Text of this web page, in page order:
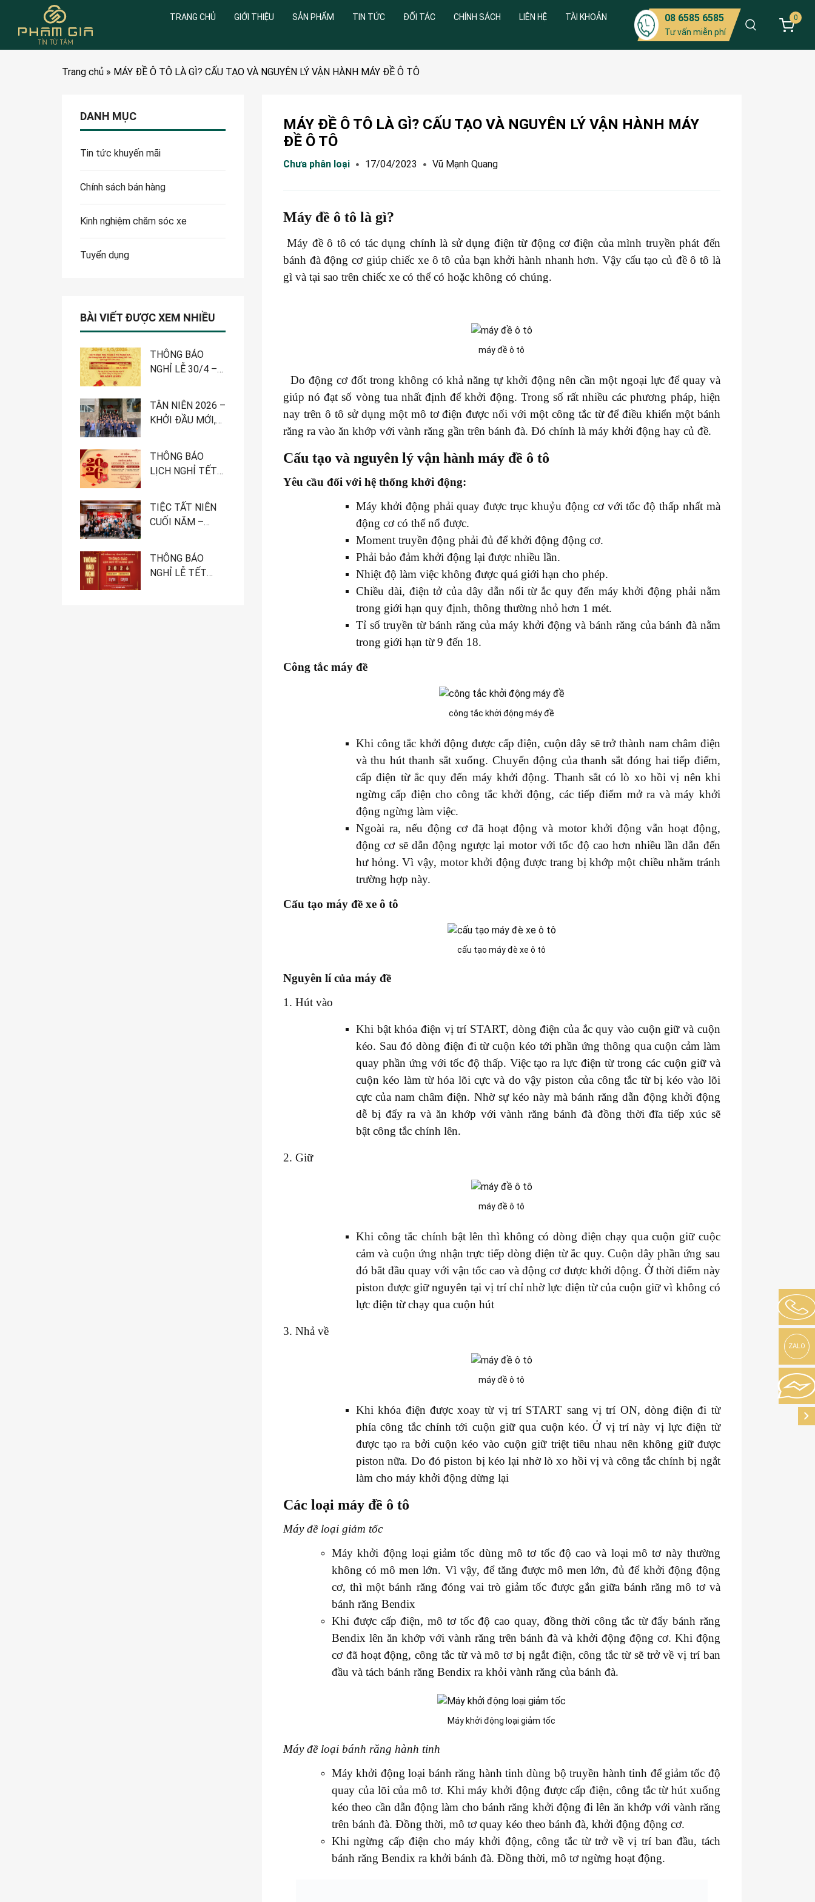
TRANG CHỦ GIỚI THIỆU SẢN PHẨM TIN TỨC ĐỐI TÁC CHÍNH SÁCH LIÊN HỆ TÀI KHOẢN 08 6585 6585
Tư vấn miễn phí
0
Trang chủ » MÁY ĐỀ Ô TÔ LÀ GÌ? CẤU TẠO VÀ NGUYÊN LÝ VẬN HÀNH MÁY ĐỀ Ô TÔ
DANH MỤC
Tin tức khuyến mãi
Chính sách bán hàng
Kinh nghiệm chăm sóc xe
Tuyển dụng
BÀI VIẾT ĐƯỢC XEM NHIỀU
THÔNG BÁO
NGHỈ LỄ 30/4 –
TÂN NIÊN 2026 –
KHỞI ĐẦU MỚI,
THÔNG BÁO
LỊCH NGHỈ TẾT
2026 – HỆ
THỐNG PHỤ
TÙNG Ô TÔ
TIỆC TẤT NIÊN
CUỐI NĂM –
NHÌN LẠI MỘT
NĂM PHÁT
TRIỂN
THÔNG BÁO
NGHỈ LỄ TẾT
MÁY ĐỀ Ô TÔ LÀ GÌ? CẤU TẠO VÀ NGUYÊN LÝ VẬN HÀNH MÁY
ĐỀ Ô TÔ
Chưa phân loại 17/04/2023 Vũ Mạnh Quang
Máy đề ô tô là gì?
Máy đề ô tô có tác dụng chính là sử dụng điện từ động cơ điện của mình truyền phát đến
bánh đà động cơ giúp chiếc xe ô tô của bạn khởi hành nhanh hơn. Vậy cấu tạo củ đề ô tô là
gì và tại sao trên chiếc xe có thể có hoặc không có chúng.
máy đề ô tô
Do động cơ đốt trong không có khả năng tự khởi động nên cần một ngoại lực để quay và
giúp nó đạt số vòng tua nhất định để khởi động. Trong số rất nhiều các phương pháp, hiện
nay trên ô tô sử dụng một mô tơ điện được nối với một công tắc từ để điều khiển một bánh
răng ra vào ăn khớp với vành răng gần trên bánh đà. Đó chính là máy khởi động hay củ đề.
Cấu tạo và nguyên lý vận hành máy đề ô tô
Yêu cầu đối với hệ thống khởi động:
Máy khởi động phải quay được trục khuỷu động cơ với tốc độ thấp nhất mà
động cơ có thể nổ được.
Moment truyền động phải đủ để khởi động động cơ.
Phải bảo đảm khởi động lại được nhiều lần.
Nhiệt độ làm việc không được quá giới hạn cho phép.
Chiều dài, điện tở của dây dẫn nối từ ắc quy đến máy khởi động phải nằm
trong giới hạn quy định, thông thường nhỏ hơn 1 mét.
Tỉ số truyền từ bánh răng của máy khởi động và bánh răng của bánh đà nằm
trong giới hạn từ 9 đến 18.
Công tắc máy đề
công tắc khởi động máy đề
Khi công tắc khởi động được cấp điện, cuộn dây sẽ trở thành nam châm điện
và thu hút thanh sắt xuống. Chuyển động của thanh sắt đóng hai tiếp điểm,
cấp điện từ ắc quy đến máy khởi động. Thanh sắt có lò xo hồi vị nên khi
ngừng cấp điện cho công tắc khởi động, các tiếp điểm mở ra và máy khởi
động ngừng làm việc.
Ngoài ra, nếu động cơ đã hoạt động và motor khởi động vẫn hoạt động,
động cơ sẽ dẫn động ngược lại motor với tốc độ cao hơn nhiều lần dẫn đến
hư hỏng. Vì vậy, motor khởi động được trang bị khớp một chiều nhằm tránh
trường hợp này.
Cấu tạo máy đề xe ô tô
cấu tạo máy đè xe ô tô
Nguyên lí của máy đề
1. Hút vào
Khi bật khóa điện vị trí START, dòng điện của ắc quy vào cuộn giữ và cuộn
kéo. Sau đó dòng điện đi từ cuộn kéo tới phần ứng thông qua cuộn cảm làm
quay phần ứng với tốc độ thấp. Việc tạo ra lực điện từ trong các cuộn giữ và
cuộn kéo làm từ hóa lõi cực và do vậy piston của công tắc từ bị kéo vào lõi
cực của nam châm điện. Nhờ sự kéo này mà bánh răng dẫn động khởi động
dễ bị đẩy ra và ăn khớp với vành răng bánh đà đồng thời đĩa tiếp xúc sẽ
bật công tắc chính lên.
2. Giữ
máy đề ô tô
Khi công tắc chính bật lên thì không có dòng điện chạy qua cuộn giữ cuộc
cảm và cuộn ứng nhận trực tiếp dòng điện từ ắc quy. Cuộn dây phần ứng sau
đó bắt đầu quay với vận tốc cao và động cơ được khởi động. Ở thời điểm này
piston được giữ nguyên tại vị trí chỉ nhờ lực điện từ của cuộn giữ vì không có
lực điện từ chạy qua cuộn hút
3. Nhả về
máy đề ô tô
Khi khóa điện được xoay từ vị trí START sang vị trí ON, dòng điện đi từ
phía công tắc chính tới cuộn giữ qua cuộn kéo. Ở vị trí này vị lực điện từ
được tạo ra bởi cuộn kéo vào cuộn giữ triệt tiêu nhau nên không giữ được
piston nữa. Do đó piston bị kéo lại nhờ lò xo hồi vị và công tắc chính bị ngắt
làm cho máy khởi động dừng lại
Các loại máy đề ô tô
Máy đề loại giảm tốc
Máy khởi động loại giảm tốc dùng mô tơ tốc độ cao và loại mô tơ này thường
không có mô men lớn. Vì vậy, để tăng được mô men lớn, đủ để khởi động động
cơ, thì một bánh răng đóng vai trò giảm tốc được gắn giữa bánh răng mô tơ và
bánh răng Bendix
Khi được cấp điện, mô tơ tốc độ cao quay, đồng thời công tắc từ đẩy bánh răng
Bendix lên ăn khớp với vành răng trên bánh đà và khởi động động cơ. Khi động
cơ đã hoạt động, công tắc từ và mô tơ bị ngắt điện, công tắc từ sẽ trở về vị trí ban
đầu và tách bánh răng Bendix ra khỏi vành răng của bánh đà.
Máy khởi động loại giảm tốc
Máy đề loại bánh răng hành tinh
Máy khởi động loại bánh răng hành tinh dùng bộ truyền hành tinh để giảm tốc độ
quay của lõi của mô tơ. Khi máy khởi động được cấp điện, công tắc từ hút xuống
kéo theo cần dẫn động làm cho bánh răng khởi động đi lên ăn khớp với vành răng
trên bánh đà. Đồng thời, mô tơ quay kéo theo bánh đà, khởi động động cơ.
Khi ngừng cấp điện cho máy khởi động, công tắc từ trở về vị trí ban đầu, tách
bánh răng Bendix ra khởi bánh đà. Đồng thời, mô tơ ngừng hoạt động.
ZALO